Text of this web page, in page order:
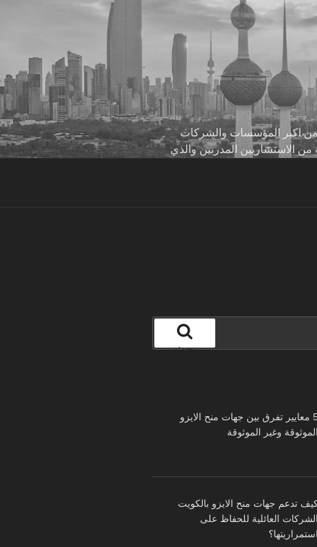
من اكبر المؤسسات والشركات
من الاستشاريين المدربين والذي
بحث
5 معايير تفرق بين جهات منح الايزو
الموثوقة وغير الموثوقة
تدعم جهات منح الايزو بالكويت
الشركات العائلية للحفاظ على
استمراريتها؟